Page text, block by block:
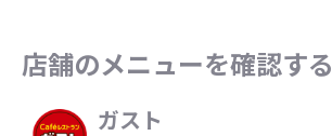
店舗のメニューを確認する
ガスト